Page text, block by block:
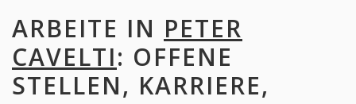
ARBEITE IN PETER
CAVELTI: OFFENE
STELLEN, KARRIERE,